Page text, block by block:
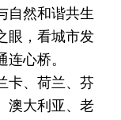
自然和谐共生
眼，看城市发
心桥。
卡、荷兰、芬
澳大利亚、老